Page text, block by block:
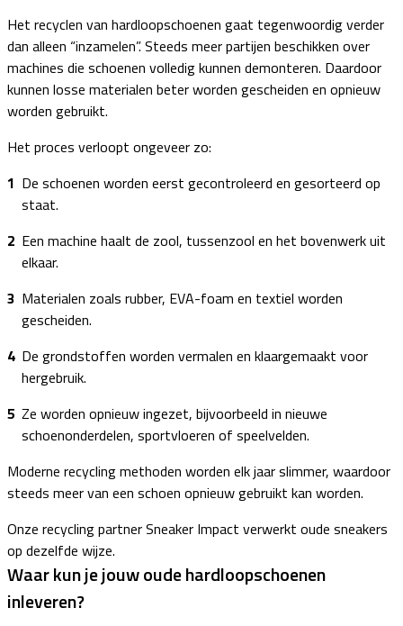
Het recyclen van hardloopschoenen gaat tegenwoordig verder
dan alleen “inzamelen”. Steeds meer partijen beschikken over
machines die schoenen volledig kunnen demonteren. Daardoor
kunnen losse materialen beter worden gescheiden en opnieuw
worden gebruikt.
Het proces verloopt ongeveer zo:
De schoenen worden eerst gecontroleerd en gesorteerd op
staat.
Een machine haalt de zool, tussenzool en het bovenwerk uit
elkaar.
Materialen zoals rubber, EVA-foam en textiel worden
gescheiden.
De grondstoffen worden vermalen en klaargemaakt voor
hergebruik.
Ze worden opnieuw ingezet, bijvoorbeeld in nieuwe
schoenonderdelen, sportvloeren of speelvelden.
Moderne recycling methoden worden elk jaar slimmer, waardoor
steeds meer van een schoen opnieuw gebruikt kan worden.
Onze recycling partner Sneaker Impact verwerkt oude sneakers
op dezelfde wijze.
Waar kun je jouw oude hardloopschoenen
inleveren?